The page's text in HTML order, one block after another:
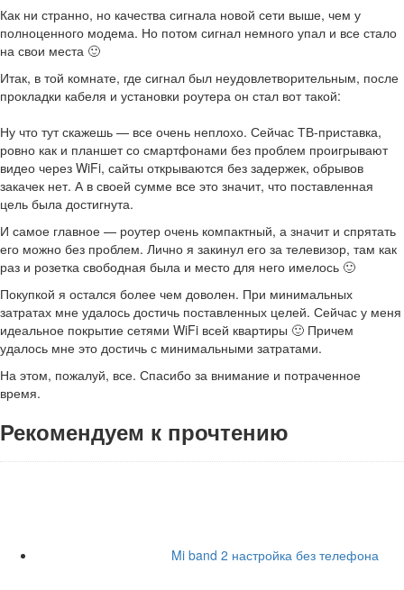
Как ни странно, но качества сигнала новой сети выше, чем у
полноценного модема. Но потом сигнал немного упал и все стало
на свои места 🙂
Итак, в той комнате, где сигнал был неудовлетворительным, после
прокладки кабеля и установки роутера он стал вот такой:
Ну что тут скажешь — все очень неплохо. Сейчас ТВ-приставка,
ровно как и планшет со смартфонами без проблем проигрывают
видео через WiFi, сайты открываются без задержек, обрывов
закачек нет. А в своей сумме все это значит, что поставленная
цель была достигнута.
И самое главное — роутер очень компактный, а значит и спрятать
его можно без проблем. Лично я закинул его за телевизор, там как
раз и розетка свободная была и место для него имелось 🙂
Покупкой я остался более чем доволен. При минимальных
затратах мне удалось достичь поставленных целей. Сейчас у меня
идеальное покрытие сетями WiFi всей квартиры 🙂 Причем
удалось мне это достичь с минимальными затратами.
На этом, пожалуй, все. Спасибо за внимание и потраченное
время.
Рекомендуем к прочтению
Mi band 2 настройка без телефона